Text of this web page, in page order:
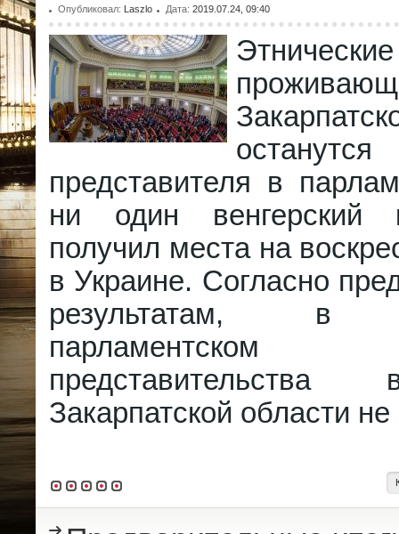
Опубликовал: Laszlo Дата: 2019.07.24, 09:40
представителя в
ни один венгерский
получил места на
в Украине. Согласно
результатам, в
Закарпатской области не